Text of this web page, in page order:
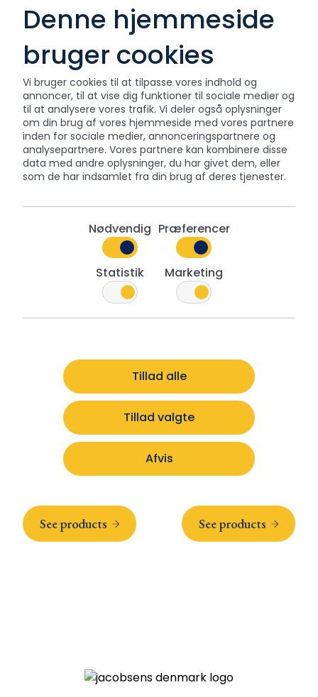
Denne hjemmeside
bruger cookies
Vi bruger cookies til at tilpasse vores indhold og
annoncer, til at vise dig funktioner til sociale medier og
til at analysere vores trafik. Vi deler også oplysninger
om din brug af vores hjemmeside med vores partnere
inden for sociale medier, annonceringspartnere og
analysepartnere. Vores partnere kan kombinere disse
data med andre oplysninger, du har givet dem, eller
som de har indsamlet fra din brug af deres tjenester.
Nødvendig Præferencer
Statistik Marketing
Tillad alle
Tillad valgte
Afvis
Interested in this collection?
Download product sheet
Contact sales at (+45) 76 75 27 30
Get inspired by other collections
Sweet Teddies
See products
Christmas Ornaments
See products